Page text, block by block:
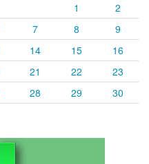
1
2
7 8
9
14 15
16
21 22
23
28 29
30